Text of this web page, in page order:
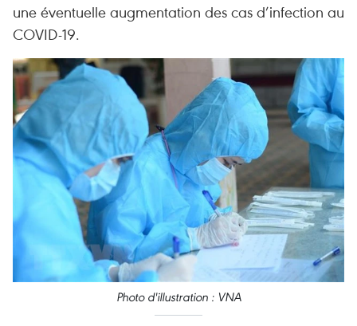
une éventuelle augmentation des cas d’infection au
COVID-19.
Photo d'illustration : VNA